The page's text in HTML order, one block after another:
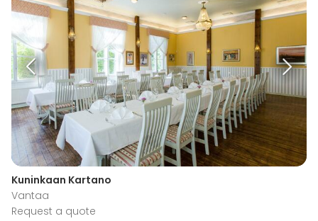
Kuninkaan Kartano
Vantaa
Request a quote